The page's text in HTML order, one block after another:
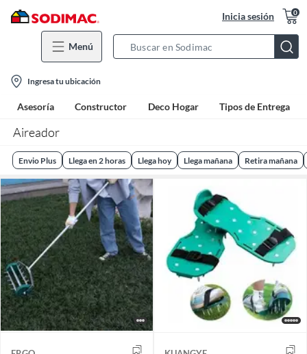
Inicia sesión 0
Menú
Bar
location-
icon
Ingresa tu ubicación
Asesoría Constructor Deco Hogar Tipos de Entrega
Aireador
Envio Plus Llega en 2 horas Llega hoy Llega mañana Retira mañana